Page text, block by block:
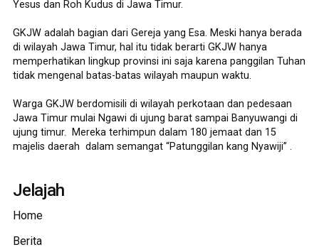
Yesus dan Roh Kudus di Jawa Timur.
GKJW adalah bagian dari Gereja yang Esa. Meski hanya berada
di wilayah Jawa Timur, hal itu tidak berarti GKJW hanya
memperhatikan lingkup provinsi ini saja karena panggilan Tuhan
tidak mengenal batas-batas wilayah maupun waktu.
Warga GKJW berdomisili di wilayah perkotaan dan pedesaan
Jawa Timur mulai Ngawi di ujung barat sampai Banyuwangi di
ujung timur. Mereka terhimpun dalam 180 jemaat dan 15
majelis daerah dalam semangat “Patunggilan kang Nyawiji” .
Jelajah
Home
Berita